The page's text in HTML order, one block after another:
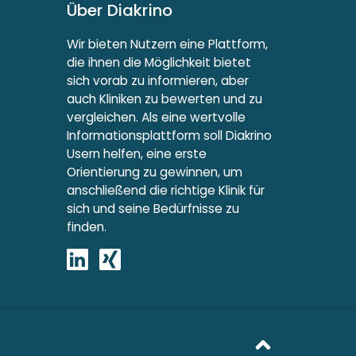
Über Diakrino
Wir bieten Nutzern eine Plattform,
die ihnen die Möglichkeit bietet
sich vorab zu informieren, aber
auch Kliniken zu bewerten und zu
vergleichen. Als eine wertvolle
Informationsplattform soll Diakrino
Usern helfen, eine erste
Orientierung zu gewinnen, um
anschließend die richtige Klinik für
sich und seine Bedürfnisse zu
finden.